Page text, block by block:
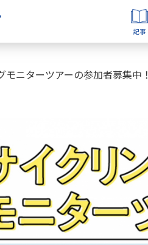
記事
ニターツアーの参加者募集中！